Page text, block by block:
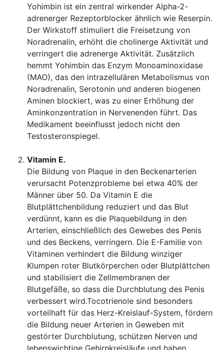
Yohimbin ist ein zentral wirkender Alpha-2-
adrenerger Rezeptorblocker ähnlich wie Reserpin.
Der Wirkstoff stimuliert die Freisetzung von
Noradrenalin, erhöht die cholinerge Aktivität und
verringert die adrenerge Aktivität. Zusätzlich
hemmt Yohimbin das Enzym Monoaminoxidase
(MAO), das den intrazellulären Metabolismus von
Noradrenalin, Serotonin und anderen biogenen
Aminen blockiert, was zu einer Erhöhung der
Aminkonzentration in Nervenenden führt. Das
Medikament beeinflusst jedoch nicht den
Testosteronspiegel.
Vitamin E.
Die Bildung von Plaque in den Beckenarterien
verursacht Potenzprobleme bei etwa 40% der
Männer über 50. Da Vitamin E die
Blutplättchenbildung reduziert und das Blut
verdünnt, kann es die Plaquebildung in den
Arterien, einschließlich des Gewebes des Penis
und des Beckens, verringern. Die E-Familie von
Vitaminen verhindert die Bildung winziger
Klumpen roter Blutkörperchen oder Blutplättchen
und stabilisiert die Zellmembranen der
Blutgefäße, so dass die Durchblutung des Penis
verbessert wird.Tocotrienole sind besonders
vorteilhaft für das Herz-Kreislauf-System, fördern
die Bildung neuer Arterien in Geweben mit
gestörter Durchblutung, schützen Nerven und
lebenswichtige Gehirnkreisläufe und haben